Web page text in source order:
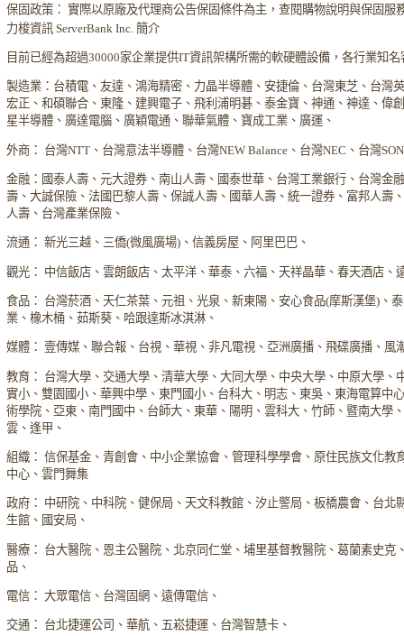
保固政策： 實際以原廠及代理商公告保固條件為主，查閱購物說明與保固服
力梭資訊 ServerBank Inc. 簡介
目前已經為超過30000家企業提供IT資訊架構所需的軟硬體設備，各行業知名
製造業：台積電、友達、鴻海精密、力晶半導體、安捷倫、台灣東芝、台灣
宏正、和碩聯合、東隆、建興電子、飛利浦明碁、泰金寶、神通、神達、偉
星半導體、廣達電腦、廣穎電通、聯華氣體、寶成工業、廣運、
外商： 台灣NTT、台灣意法半導體、台灣NEW Balance、台灣NEC、台灣
金融：國泰人壽、元大證券、南山人壽、國泰世華、台灣工業銀行、台灣金
壽、大誠保險、法國巴黎人壽、保誠人壽、國華人壽、統一證券、富邦人壽
人壽、台灣產業保險、
流通： 新光三越、三僑(微風廣場)、信義房屋、阿里巴巴、
觀光： 中信飯店、雲朗飯店、太平洋、華泰、六福、天祥晶華、春天酒店、
食品： 台灣菸酒、天仁茶葉、元祖、光泉、新東陽、安心食品(摩斯漢堡)、
業、橡木桶、茹斯葵、哈跟達斯冰淇淋、
媒體： 壹傳媒、聯合報、台視、華視、非凡電視、亞洲廣播、飛碟廣播、風
教育： 台灣大學、交通大學、清華大學、大同大學、中央大學、中原大學、
實小、雙園國小、華興中學、東門國小、台科大、明志、東吳、東海電算中
術學院、亞東、南門國中、台師大、東華、陽明、雲科大、竹師、暨南大學
雲、逢甲、
組織： 信保基金、青創會、中小企業協會、管理科學學會、原住民族文化教
中心、雲門舞集
政府： 中研院、中科院、健保局、天文科教館、汐止警局、板橋農會、台北
生館、國安局、
醫療： 台大醫院、恩主公醫院、北京同仁堂、埔里基督教醫院、葛蘭素史克
品、
電信： 大眾電信、台灣固網、遠傳電信、
交通： 台北捷運公司、華航、五崧捷運、台灣智慧卡、